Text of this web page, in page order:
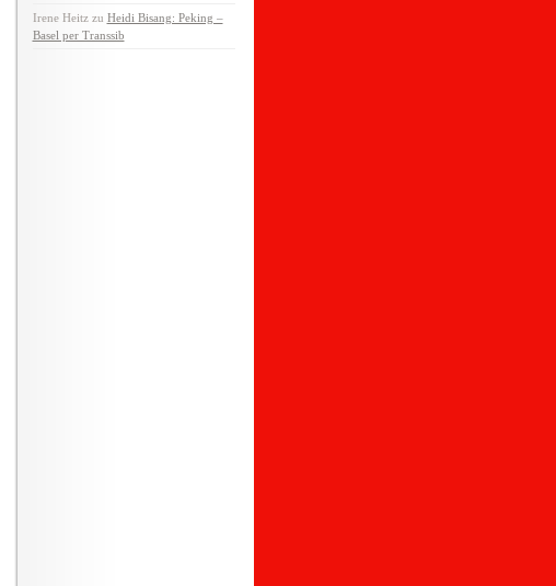
Irene Heitzzu Heidi Bisang: Peking –
Basel per Transsib